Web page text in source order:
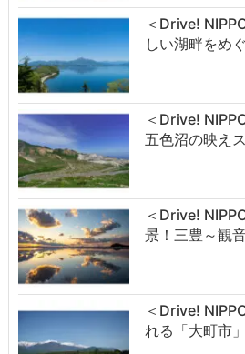
＜Drive!
しい湖畔をめ
＜Drive!
五色沼の映え
＜Drive!
景！三豊～観
＜Drive!
れる「大町市